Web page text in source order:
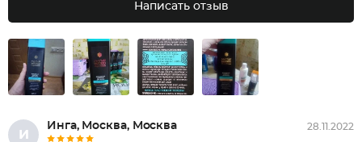
Написать отзыв
И
Инга, Москва, Москва 28.11.2022